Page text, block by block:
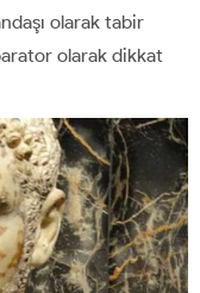
olarak tabir
olarak dikkat